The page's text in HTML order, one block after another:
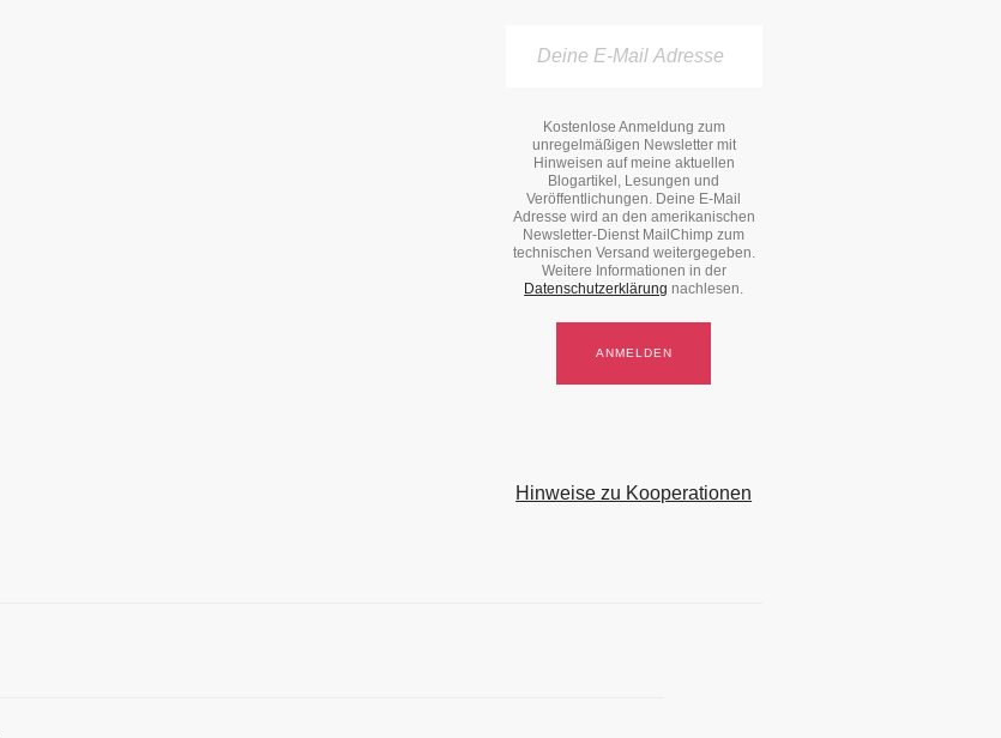
Kostenlose Anmeldung zum
unregelmäßigen Newsletter mit
Hinweisen auf meine aktuellen
Blogartikel, Lesungen und
Veröffentlichungen. Deine E-Mail
Adresse wird an den amerikanischen
Newsletter-Dienst MailChimp zum
technischen Versand weitergegeben.
Weitere Informationen in der
Datenschutzerklärung nachlesen.
Hinweise zu Kooperationen